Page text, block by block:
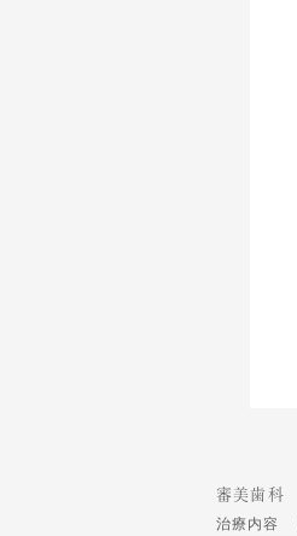
審美歯科
治療内容